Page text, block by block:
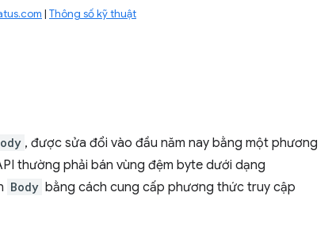
| Thông số kỹ thuật
, được sửa đổi vào đầu năm nay bằng một phương
thường phải bán vùng đệm byte dưới dạng
Body bằng cách cung cấp phương thức truy cập